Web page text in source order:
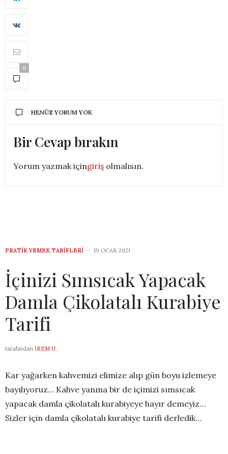
0
HENÜZ YORUM YOK
Bir Cevap bırakın
Yorum yazmak içingiriş olmalısın.
PRATIK YEMEK TARIFLERI 19 OCAK 2021
İçinizi Sımsıcak Yapacak
Damla Çikolatalı Kurabiye
Tarifi
tarafından İREM U.
Kar yağarken kahvemizi elimize alıp gün boyu izlemeye
bayılıyoruz… Kahve yanına bir de içimizi sımsıcak
yapacak damla çikolatalı kurabiyeye hayır demeyiz…
Sizler için damla çikolatalı kurabiye tarifi derledik…